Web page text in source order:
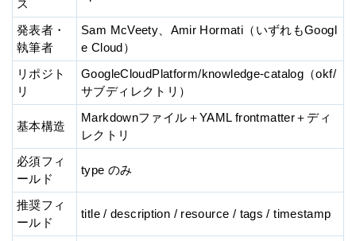
ス
発表者・
執筆者
Sam McVeety、Amir Hormati（いずれもGoogl
e Cloud）
リポジト
リ
GoogleCloudPlatform/knowledge-catalog（okf/
サブディレクトリ）
基本構造
Markdownファイル＋YAML frontmatter＋ディ
レクトリ
必須フィ
ールド
type のみ
推奨フィ
ールド
title / description / resource / tags / timestamp